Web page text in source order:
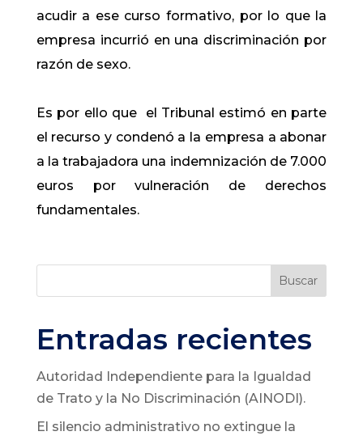
acudir a ese curso formativo, por lo que la
empresa incurrió en una discriminación por
razón de sexo.
Es por ello que el Tribunal estimó en parte
el recurso y condenó a la empresa a abonar
a la trabajadora una indemnización de 7.000
euros por vulneración de derechos
fundamentales.
Buscar
Entradas recientes
Autoridad Independiente para la Igualdad
de Trato y la No Discriminación (AINODI).
El silencio administrativo no extingue la